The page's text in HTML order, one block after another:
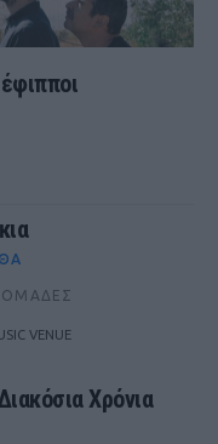
VENUE
Χρόνια